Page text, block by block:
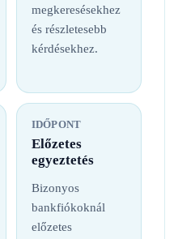
megkeresésekhez
és részletesebb
kérdésekhez.
IDŐPONT
Előzetes
egyeztetés
Bizonyos
bankfiókoknál
előzetes